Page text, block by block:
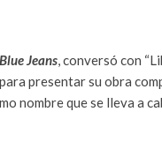
Blue Jeans, conversó con
presentar su obra
nombre que se lleva a